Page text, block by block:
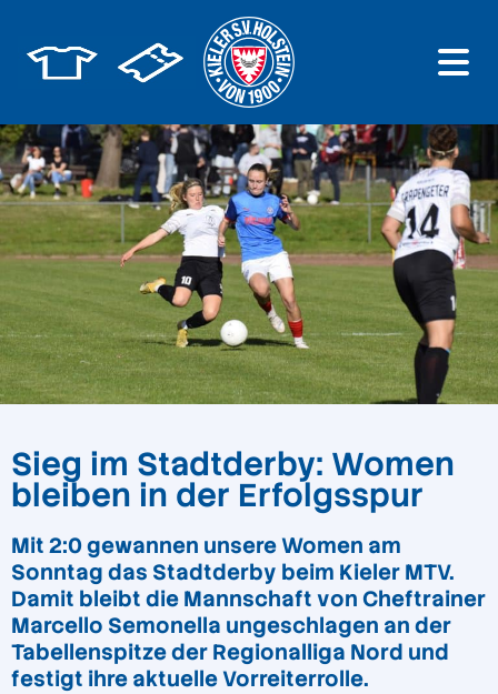
Sieg im Stadtderby: Women
bleiben in der Erfolgsspur
Mit 2:0 gewannen unsere Women am
Sonntag das Stadtderby beim Kieler MTV.
Damit bleibt die Mannschaft von Cheftrainer
Marcello Semonella ungeschlagen an der
Tabellenspitze der Regionalliga Nord und
festigt ihre aktuelle Vorreiterrolle.